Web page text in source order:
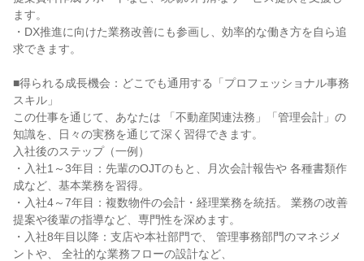
ます。
・DX推進に向けた業務改善にも参画し、効率的な働き方を自ら追
求できます。
■得られる成長機会：どこでも通用する「プロフェッショナル事務
スキル」
この仕事を通じて、あなたは 「不動産関連法務」「管理会計」の
知識を、日々の実務を通じて深く習得できます。
入社後のステップ（一例）
・入社1～3年目：先輩のOJTのもと、月次会計報告や 各種書類作
成など、基本業務を習得。
・入社4～7年目：複数物件の会計・経理業務を統括。 業務の改善
提案や後輩の指導など、専門性を深めます。
・入社8年目以降：支店や本社部門で、 管理事務部門のマネジメ
ントや、 全社的な業務フローの設計など、